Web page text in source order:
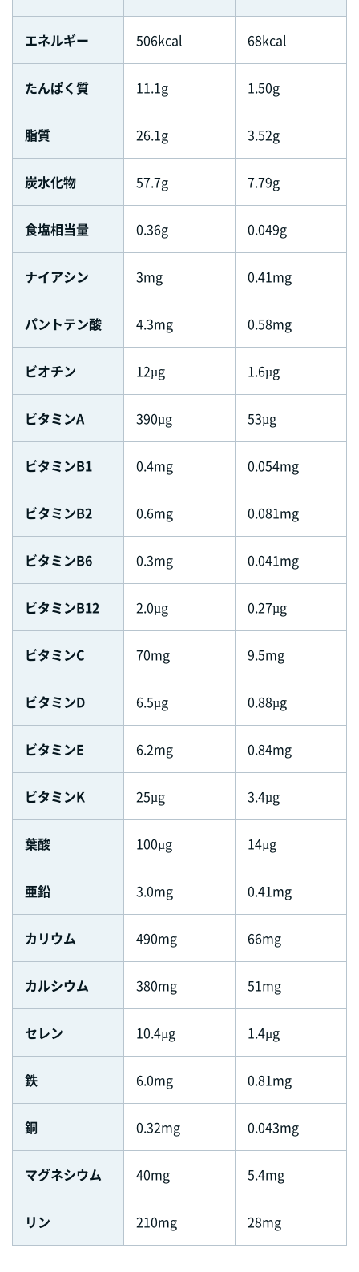
エネルギー 506kcal 68kcal
たんぱく質 11.1g 1.50g
脂質 26.1g 3.52g
炭水化物 57.7g 7.79g
食塩相当量 0.36g 0.049g
ナイアシン 3mg 0.41mg
パントテン酸 4.3mg 0.58mg
ビオチン 12µg 1.6µg
ビタミンA 390µg 53µg
ビタミンB1 0.4mg 0.054mg
ビタミンB2 0.6mg 0.081mg
ビタミンB6 0.3mg 0.041mg
ビタミンB12 2.0µg 0.27µg
ビタミンC 70mg 9.5mg
ビタミンD 6.5µg 0.88µg
ビタミンE 6.2mg 0.84mg
ビタミンK 25µg 3.4µg
葉酸 100µg 14µg
亜鉛 3.0mg 0.41mg
カリウム 490mg 66mg
カルシウム 380mg 51mg
セレン 10.4µg 1.4µg
鉄 6.0mg 0.81mg
銅 0.32mg 0.043mg
マグネシウム 40mg 5.4mg
リン 210mg 28mg